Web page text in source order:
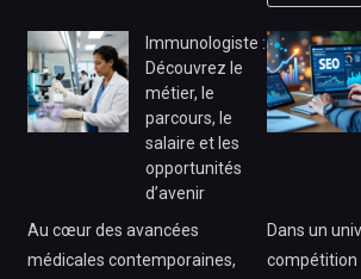
Immunologiste :
Découvrez le
métier, le
parcours, le
salaire et les
opportunités
d’avenir
Au cœur des avancées
médicales contemporaines,
Dans un
compétition